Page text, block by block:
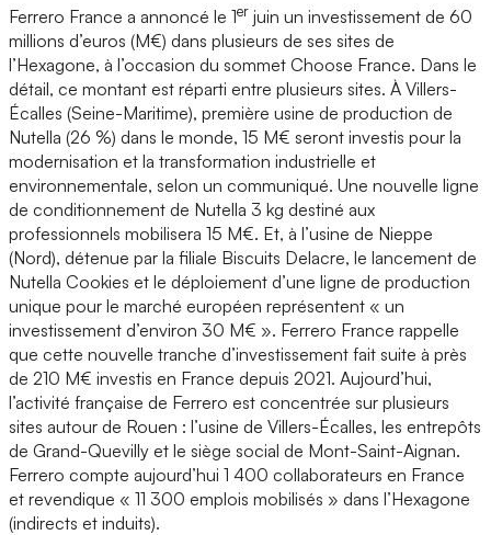
Ferrero France a annoncé le 1er juin un investissement de 60
millions d’euros (M€) dans plusieurs de ses sites de
l’Hexagone, à l’occasion du sommet Choose France. Dans le
détail, ce montant est réparti entre plusieurs sites. À Villers-
Écalles (Seine-Maritime), première usine de production de
Nutella (26 %) dans le monde, 15 M€ seront investis pour la
modernisation et la transformation industrielle et
environnementale, selon un communiqué. Une nouvelle ligne
de conditionnement de Nutella 3 kg destiné aux
professionnels mobilisera 15 M€. Et, à l’usine de Nieppe
(Nord), détenue par la filiale Biscuits Delacre, le lancement de
Nutella Cookies et le déploiement d’une ligne de production
unique pour le marché européen représentent « un
investissement d’environ 30 M€ ». Ferrero France rappelle
que cette nouvelle tranche d’investissement fait suite à près
de 210 M€ investis en France depuis 2021. Aujourd’hui,
l’activité française de Ferrero est concentrée sur plusieurs
sites autour de Rouen : l’usine de Villers-Écalles, les entrepôts
de Grand-Quevilly et le siège social de Mont-Saint-Aignan.
Ferrero compte aujourd’hui 1 400 collaborateurs en France
et revendique « 11 300 emplois mobilisés » dans l’Hexagone
(indirects et induits).